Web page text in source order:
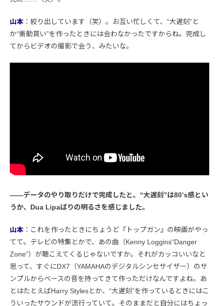
山本 ：絞り出しています（笑）。お互い忙しくて、“大遅刻”と
か“衝動買い”を作ったときには会わなかったですからね。完成し
てからビデオの撮影で会う、みたいな。
――データのやり取りだけで完成したと。“大遅刻”は80’s感とい
うか、Dua Lipaばりの明るさを感じました。
山本 ：これを作ったときにちょうど『トップガン』の映画がやっ
てて。テレビの特集とかで、あの曲（Kenny Loggins“Danger
Zone”）が聴こえてくるじゃないですか。それがカッコいいなと
思って、すぐにDX7（YAMAHAのデジタルシンセサイザー）のサ
ンプルからベースの音を持ってきて作っただけなんですよね。あ
とはたとえばHarry Stylesとか、“大遅刻”を作っているときにはこ
ういったサウンドが流行っていて。そのままだと自分にはちょっ